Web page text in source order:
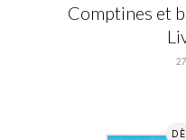
Comptines et